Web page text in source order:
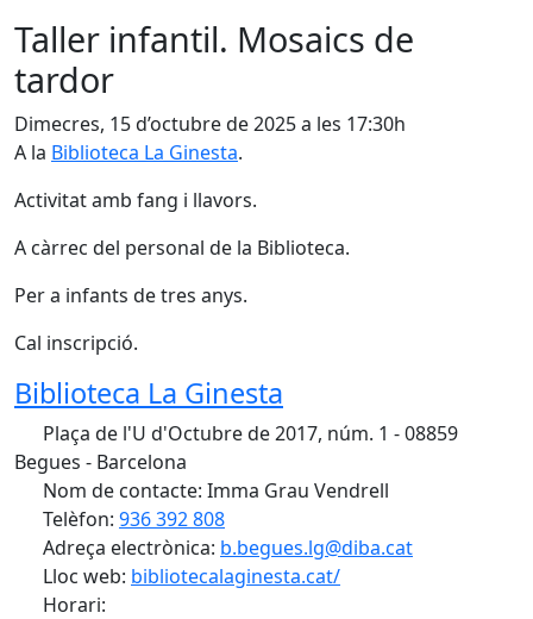
Taller infantil. Mosaics de
tardor
Dimecres, 15 d’octubre de 2025 a les 17:30h
A la Biblioteca La Ginesta.
Activitat amb fang i llavors.
A càrrec del personal de la Biblioteca.
Per a infants de tres anys.
Cal inscripció.
Biblioteca La Ginesta
Plaça de l'U d'Octubre de 2017, núm. 1 - 08859
Begues - Barcelona
Nom de contacte: Imma Grau Vendrell
Telèfon: 936 392 808
Adreça electrònica: b.begues.lg@diba.cat
Lloc web: bibliotecalaginesta.cat/
Horari: